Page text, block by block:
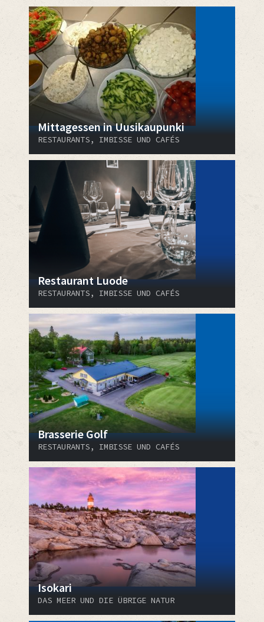
Mittagessen in Uusikaupunki
RESTAURANTS, IMBISSE UND CAFÉS
Restaurant Luode
RESTAURANTS, IMBISSE UND CAFÉS
Brasserie Golf
RESTAURANTS, IMBISSE UND CAFÉS
Isokari
DAS MEER UND DIE ÜBRIGE NATUR